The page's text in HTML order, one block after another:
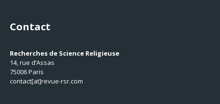
Contact
Recherches de Science Religieuse
14, rue d’Assas
75006 Paris
contact[at]revue-rsr.com